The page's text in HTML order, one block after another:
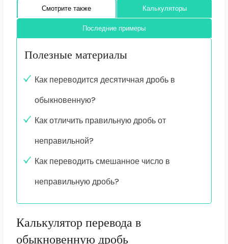
Смотрите также Калькуляторы
Последние примеры
Полезные материалы
Как переводится десятичная дробь в
обыкновенную?
Как отличить правильную дробь от
неправильной?
Как переводить смешанное число в
неправильную дробь?
Калькулятор перевода в
обыкновенную дробь